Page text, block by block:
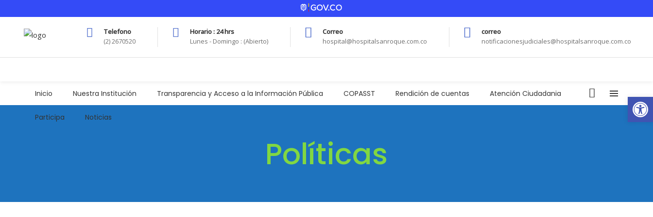
Telefono
(2) 2670520
Horario : 24 hrs
Lunes - Domingo : (Abierto)
Correo
hospital@hospitalsanroque.com.co
correo
notificacionesjudiciales@hospitalsanroque.com.co
Inicio Nuestra Institución Transparencia y Acceso a la Información Pública COPASST Rendición de cuentas Atención Ciudadania
Participa Noticias
Políticas